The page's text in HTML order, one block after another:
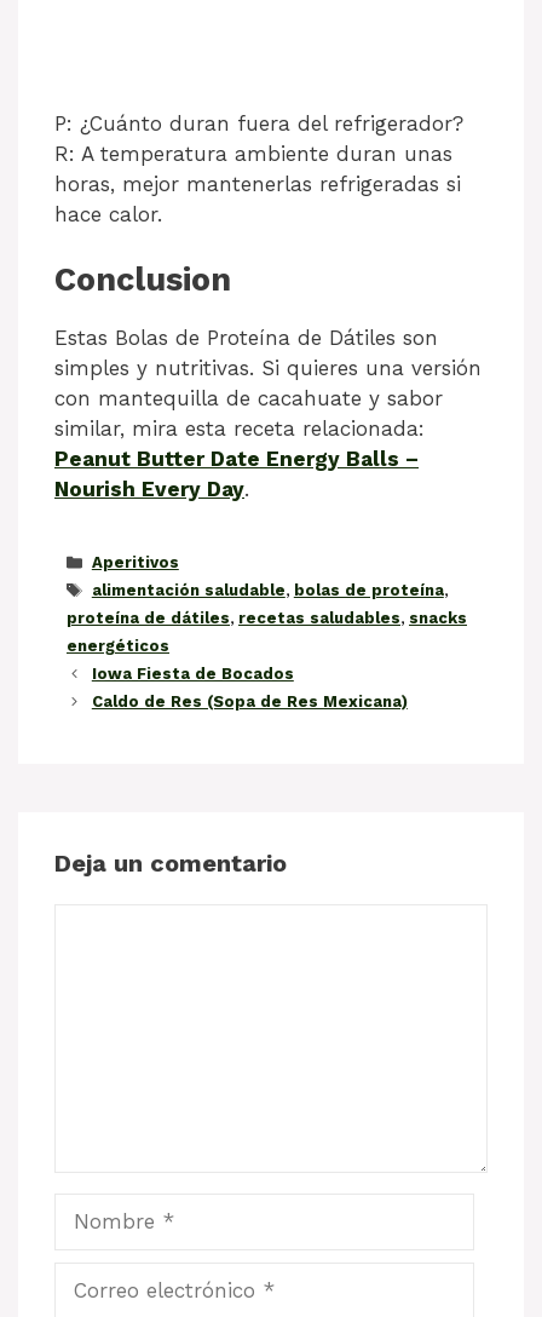
P: ¿Cuánto duran fuera del refrigerador?
R: A temperatura ambiente duran unas
horas, mejor mantenerlas refrigeradas si
hace calor.
Conclusion
Estas Bolas de Proteína de Dátiles son
simples y nutritivas. Si quieres una versión
con mantequilla de cacahuate y sabor
similar, mira esta receta relacionada:
Peanut Butter Date Energy Balls –
Nourish Every Day.
Categorías
Aperitivos
Etiquetas
alimentación saludable, bolas de proteína,
proteína de dátiles, recetas saludables, snacks
energéticos
Iowa Fiesta de Bocados
Caldo de Res (Sopa de Res Mexicana)
Deja un comentario
Nombre